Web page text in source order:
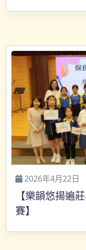
2026年4月22日
【樂韻悠揚
賽】